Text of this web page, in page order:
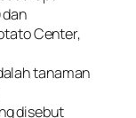
Center,
tanaman
disebut